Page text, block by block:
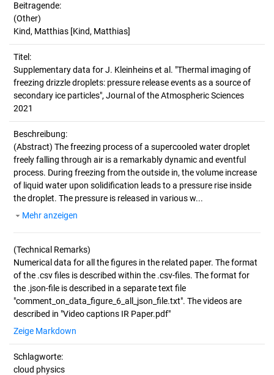
Beitragende:
(Other)
Kind, Matthias [Kind, Matthias]
Titel:
Supplementary data for J. Kleinheins et al. "Thermal imaging of
freezing drizzle droplets: pressure release events as a source of
secondary ice particles", Journal of the Atmospheric Sciences
2021
Beschreibung:
(Abstract) The freezing process of a supercooled water droplet
freely falling through air is a remarkably dynamic and eventful
process. During freezing from the outside in, the volume increase
of liquid water upon solidification leads to a pressure rise inside
the droplet. The pressure is released in various w...
Mehr anzeigen
(Technical Remarks)
Numerical data for all the figures in the related paper. The format
of the .csv files is described within the .csv-files. The format for
the .json-file is described in a separate text file
"comment_on_data_figure_6_all_json_file.txt". The videos are
Zeige Markdown
Schlagworte:
cloud physics